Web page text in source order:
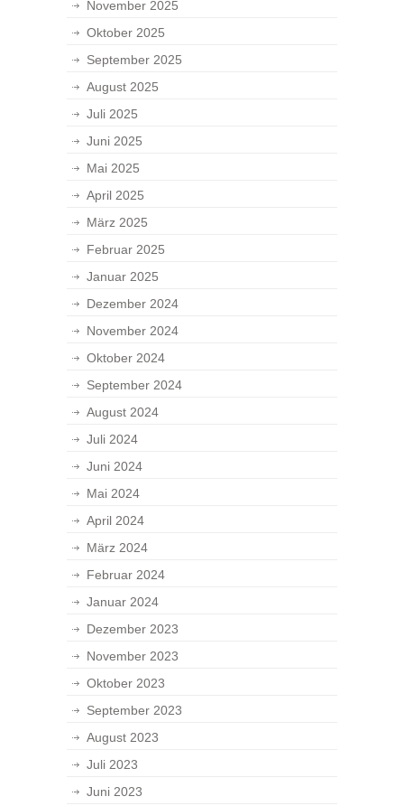
November 2025
Oktober 2025
September 2025
August 2025
Juli 2025
Juni 2025
Mai 2025
April 2025
März 2025
Februar 2025
Januar 2025
Dezember 2024
November 2024
Oktober 2024
September 2024
August 2024
Juli 2024
Juni 2024
Mai 2024
April 2024
März 2024
Februar 2024
Januar 2024
Dezember 2023
November 2023
Oktober 2023
September 2023
August 2023
Juli 2023
Juni 2023